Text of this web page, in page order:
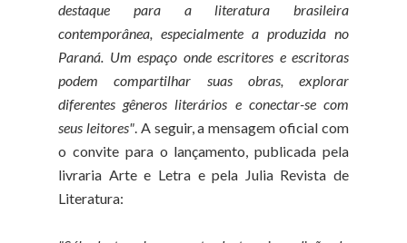
destaque para a literatura brasileira
contemporânea, especialmente a produzida no
Paraná. Um espaço onde escritores e escritoras
podem compartilhar suas obras, explorar
diferentes gêneros literários e conectar-se com
seus leitores". A seguir, a mensagem oficial com
o convite para o lançamento, publicada pela
livraria Arte e Letra e pela Julia Revista de
Literatura: